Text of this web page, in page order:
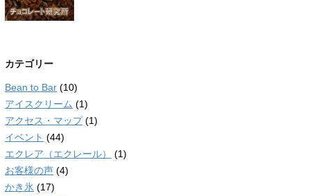
カテゴリー
Bean to Bar (10)
アイスクリーム (1)
アクセス・マップ(1)
イベント (44)
エクレア（エクレール）
(1)
お客様の声 (4)
かき氷 (17)